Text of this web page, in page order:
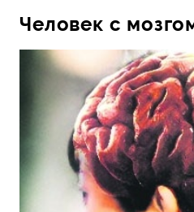
Человек с